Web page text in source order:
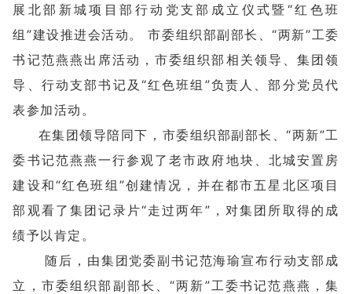
展北部新城项目部行动党支部成立仪式暨“红色班
组”建设推进会活动。 市委组织部副部长、“两新”工委
书记范燕燕出席活动，市委组织部相关领导、集团领
导、行动支部书记及“红色班组”负责人、部分党员代
表参加活动。
在集团领导陪同下，市委组织部副部长、“两新”工
委书记范燕燕一行参观了老市政府地块、北城安置房
建设和“红色班组”创建情况，并在都市五星北区项目
部观看了集团记录片“走过两年”，对集团所取得的成
绩予以肯定。
随后，由集团党委副书记范海瑜宣布行动支部成
立，市委组织部副部长、“两新”工委书记范燕燕，集